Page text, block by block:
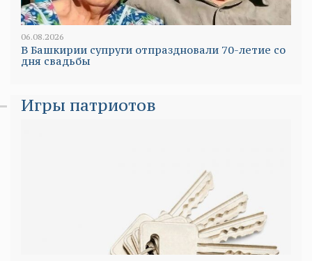
06.08.2026
В Башкирии супруги отпраздновали 70-летие со
дня свадьбы
Игры патриотов